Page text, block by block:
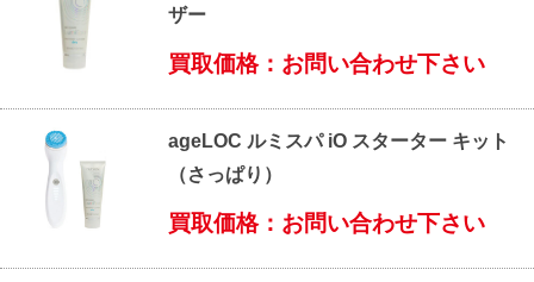
ザー
買取価格：お問い合わせ下さい
ageLOC ルミスパ iO スターター キット
（さっぱり）
買取価格：お問い合わせ下さい